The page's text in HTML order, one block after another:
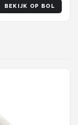
BEKIJK OP BOL